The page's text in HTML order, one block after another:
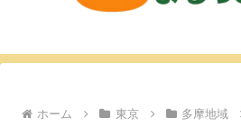
ホーム 東京 多摩地域